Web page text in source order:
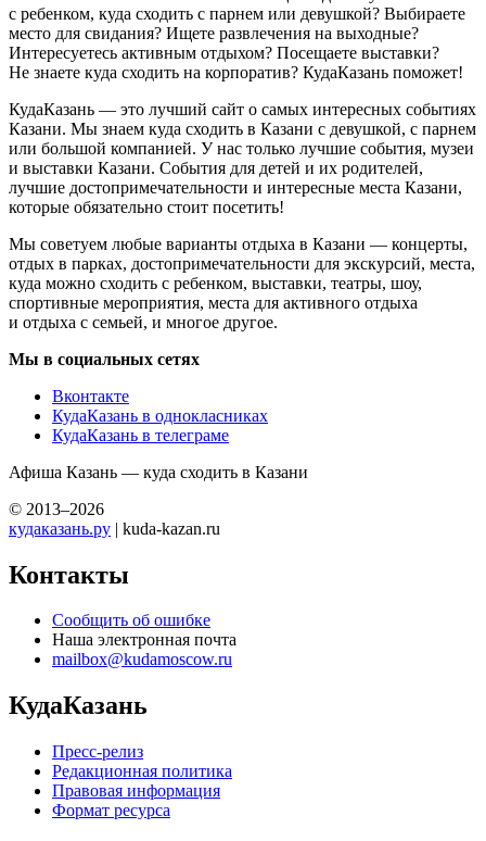
с ребенком, куда сходить с парнем или девушкой? Выбираете
место для свидания? Ищете развлечения на выходные?
Интересуетесь активным отдыхом? Посещаете выставки?
Не знаете куда сходить на корпоратив? КудаКазань поможет!
КудаКазань — это лучший сайт о самых интересных событиях
Казани. Мы знаем куда сходить в Казани с девушкой, с парнем
или большой компанией. У нас только лучшие события, музеи
и выставки Казани. События для детей и их родителей,
лучшие достопримечательности и интересные места Казани,
которые обязательно стоит посетить!
Мы советуем любые варианты отдыха в Казани — концерты,
отдых в парках, достопримечательности для экскурсий, места,
куда можно сходить с ребенком, выставки, театры, шоу,
спортивные мероприятия, места для активного отдыха
и отдыха с семьей, и многое другое.
Мы в социальных сетях
Вконтакте
КудаКазань в однокласниках
КудаКазань в телеграме
Афиша Казань — куда сходить в Казани
© 2013–2026
кудаказань.ру | kuda-kazan.ru
Контакты
Сообщить об ошибке
Наша электронная почта
mailbox@kudamoscow.ru
КудаКазань
Пресс-релиз
Редакционная политика
Правовая информация
Формат ресурса